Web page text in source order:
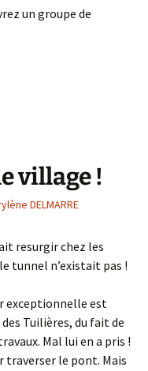
un groupe de
village !
DELMARRE
resurgir chez les
tunnel n’existait pas !
exceptionnelle est
Tuilières, du fait de
Mal lui en a pris !
traverser le pont. Mais